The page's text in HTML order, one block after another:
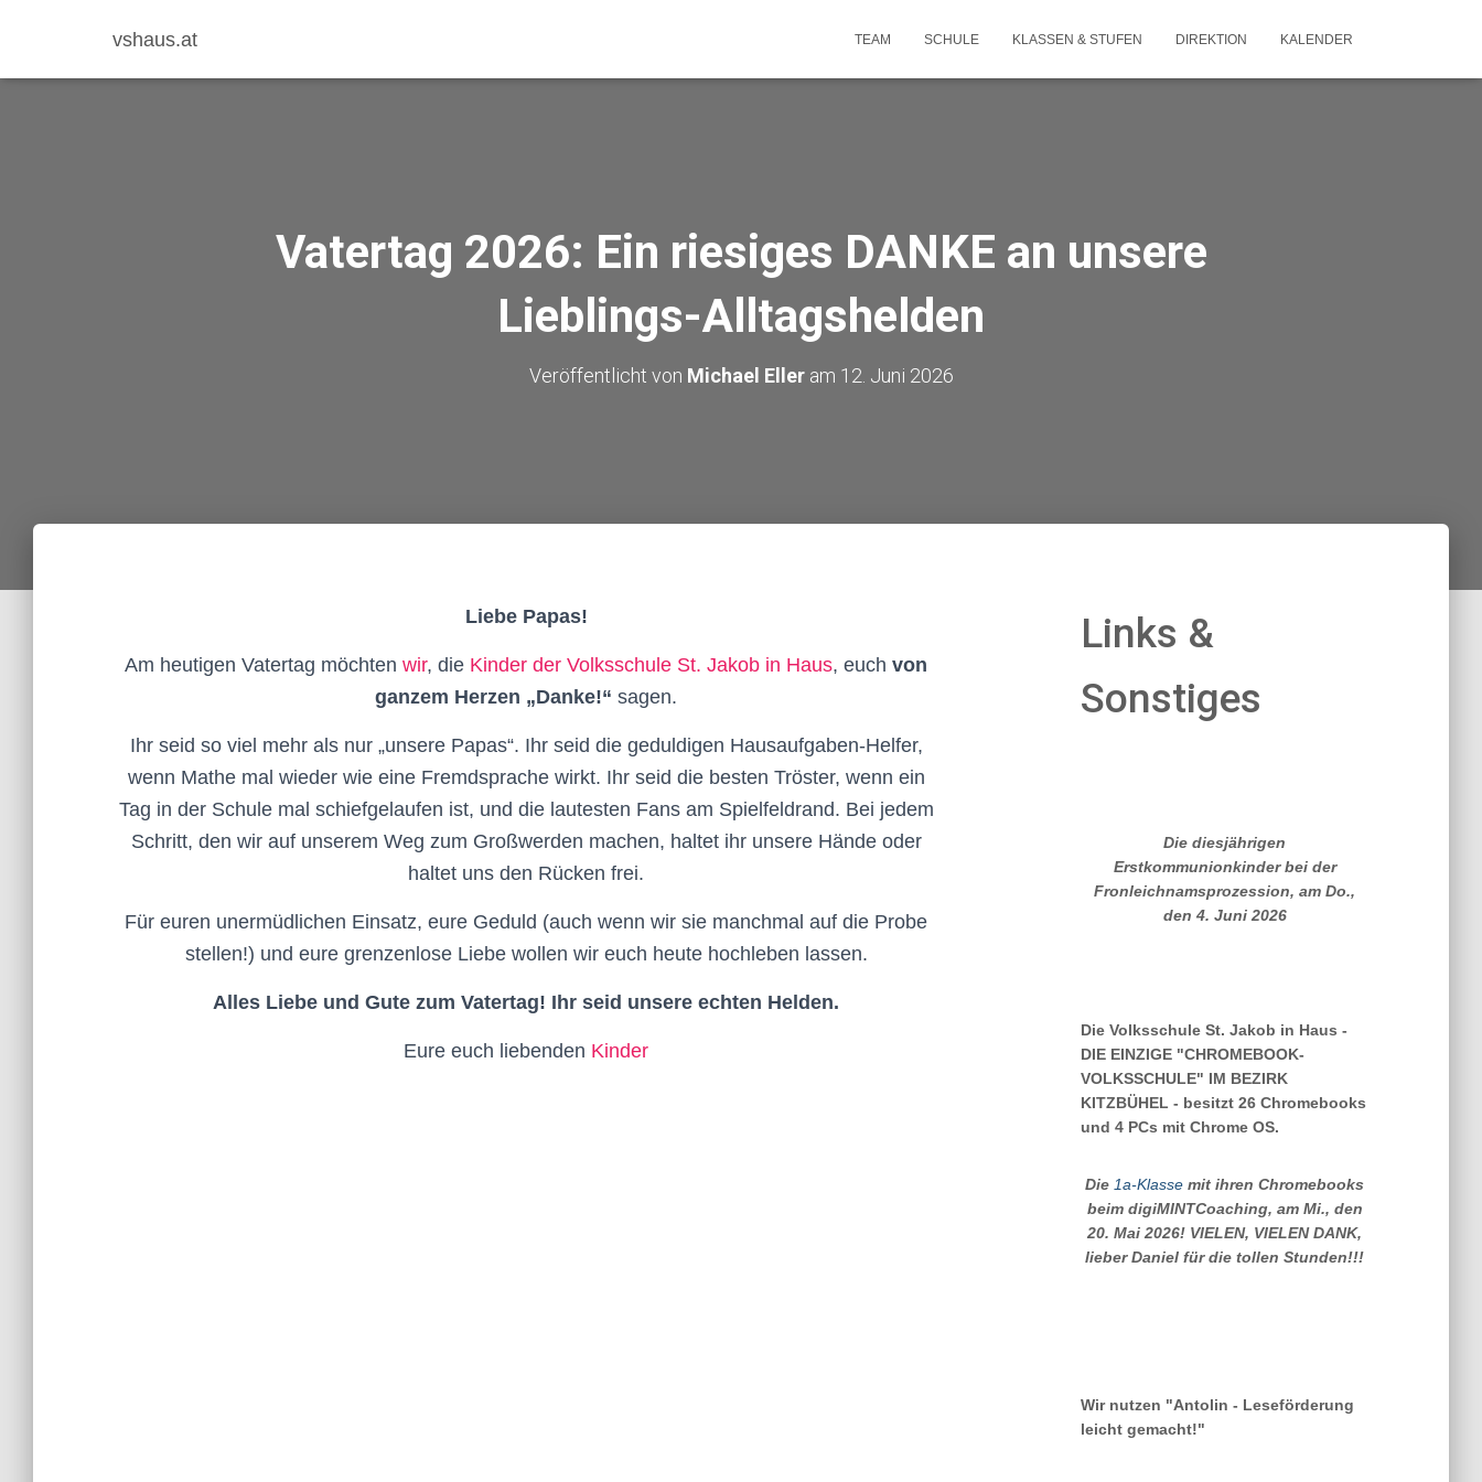
vshaus.at TEAM SCHULE KLASSEN & STUFEN DIREKTION KALENDER
Vatertag 2026: Ein riesiges DANKE an unsere
Lieblings-Alltagshelden
Veröffentlicht von Michael Elleram 12. Juni 2026
Liebe Papas!
Am heutigen Vatertag möchten wir, die Kinder der Volksschule St. Jakob in Haus, euch von
ganzem Herzen „Danke!“ sagen.
Ihr seid so viel mehr als nur „unsere Papas“. Ihr seid die geduldigen Hausaufgaben-Helfer,
wenn Mathe mal wieder wie eine Fremdsprache wirkt. Ihr seid die besten Tröster, wenn ein
Tag in der Schule mal schiefgelaufen ist, und die lautesten Fans am Spielfeldrand. Bei jedem
Schritt, den wir auf unserem Weg zum Großwerden machen, haltet ihr unsere Hände oder
haltet uns den Rücken frei.
Für euren unermüdlichen Einsatz, eure Geduld (auch wenn wir sie manchmal auf die Probe
stellen!) und eure grenzenlose Liebe wollen wir euch heute hochleben lassen.
Alles Liebe und Gute zum Vatertag! Ihr seid unsere echten Helden.
Eure euch liebenden Kinder
Links &
Sonstiges
Die diesjährigen
Erstkommunionkinder bei der
Fronleichnamsprozession, am Do.,
den 4. Juni 2026
Die Volksschule St. Jakob in Haus -
DIE EINZIGE "CHROMEBOOK-
VOLKSSCHULE" IM BEZIRK
KITZBÜHEL - besitzt 26 Chromebooks
und 4 PCs mit Chrome OS.
Die 1a-Klasse mit ihren Chromebooks
beim digiMINTCoaching, am Mi., den
20. Mai 2026! VIELEN, VIELEN DANK,
lieber Daniel für die tollen Stunden!!!
Wir nutzen "Antolin - Leseförderung
leicht gemacht!"